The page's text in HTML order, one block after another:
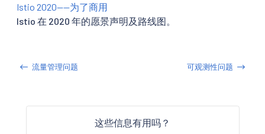
Istio 2020——为了商用
Istio 在 2020 年的愿景声明及路线图。
流量管理问题 可观测性问题
这些信息有用吗？